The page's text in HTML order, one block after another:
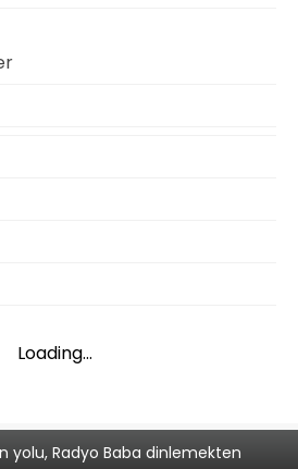
Loading...
yolu, Radyo Baba dinlemekten